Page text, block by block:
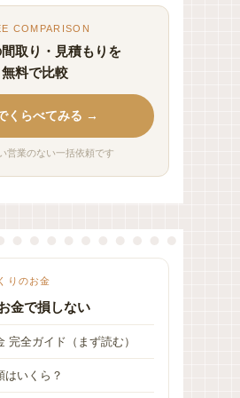
COMPARISON
取り・見積もりを
無料で比較
くらべてみる →
営業のない一括依頼です
りのお金
金で損しない
完全ガイド（まず読む）
はいくら？